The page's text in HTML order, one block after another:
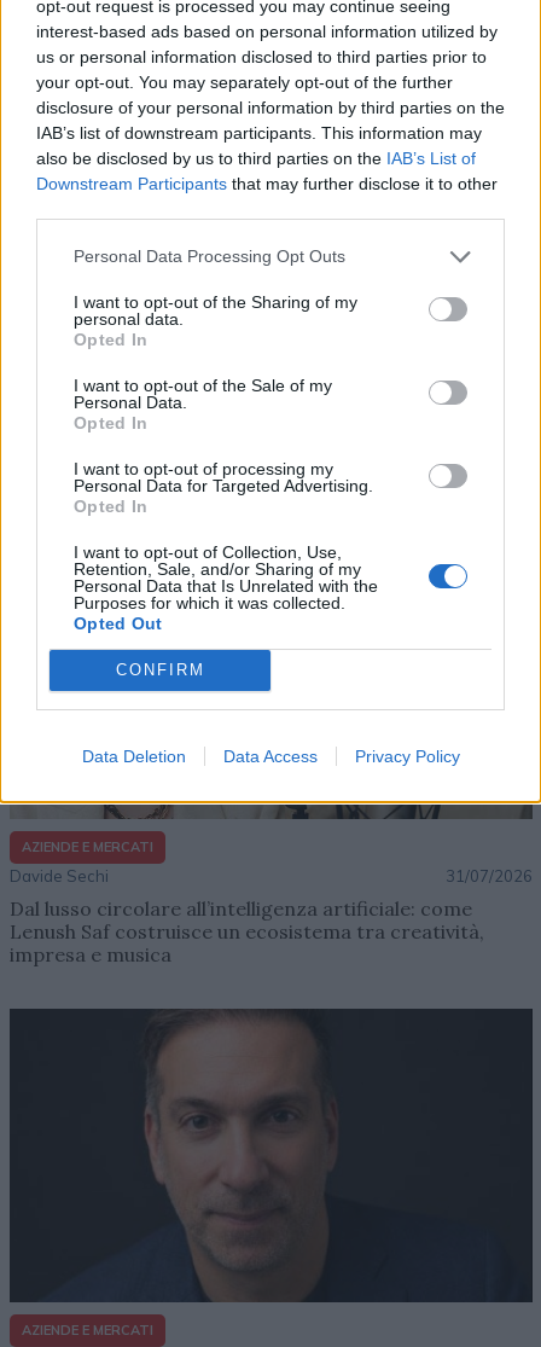
opt-out request is processed you may continue seeing
interest-based ads based on personal information utilized by
us or personal information disclosed to third parties prior to
your opt-out. You may separately opt-out of the further
disclosure of your personal information by third parties on the
IAB’s list of downstream participants. This information may
also be disclosed by us to third parties on the IAB’s List of
Downstream Participants that may further disclose it to other
Personal Data Processing Opt Outs
I want to opt-out of the Sharing of my
personal data.
Opted In
I want to opt-out of the Sale of my
Personal Data.
Opted In
I want to opt-out of processing my
Personal Data for Targeted Advertising.
Opted In
I want to opt-out of Collection, Use,
Retention, Sale, and/or Sharing of my
Personal Data that Is Unrelated with the
Purposes for which it was collected.
Opted Out
CONFIRM
Data Deletion Data Access Privacy Policy
creare contenuti che parlano al cuore delle persone, a
essere un punto di riferimento per chiunque scelga di
vivere in movimento. BLOR è pronto a raccontare
nuove storie, a celebrare nuovi traguardi. E, questa
volta, vuole farlo a gran voce. Sul grande schermo. E
ovunque ci sia qualcuno pronto a credere in sé stesso.
Altri articoli che potrebbero piacerti
AZIENDE E MERCATI
Davide Sechi 31/07/2026
Dal lusso circolare all’intelligenza artificiale: come
Lenush Saf costruisce un ecosistema tra creatività,
impresa e musica
AZIENDE E MERCATI